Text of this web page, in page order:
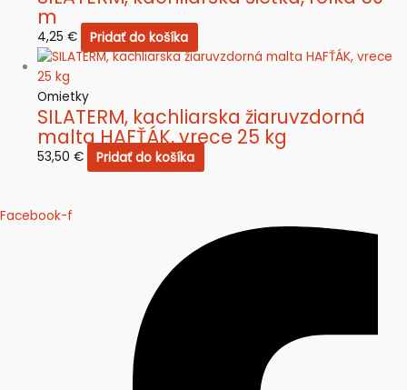
m
4,25€ Pridať do košíka
Omietky
SILATERM, kachliarska žiaruvzdorná
malta HAFŤÁK, vrece 25 kg
53,50€ Pridať do košíka
Facebook-f